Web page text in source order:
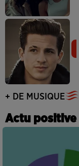
+ DE MUSIQUE
Actu positive